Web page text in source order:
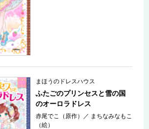
まほうのドレスハウス
ふたごのプリンセスと雪の国
のオーロラドレス
赤尾でこ（原作） ／ まちなみなもこ
（絵）